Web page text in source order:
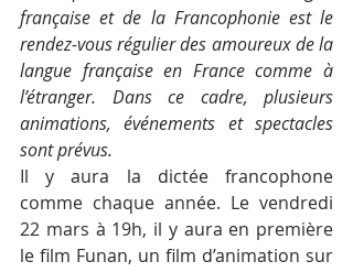
française et de la Francophonie est le
rendez-vous régulier des amoureux de la
langue française en France comme à
l’étranger. Dans ce cadre, plusieurs
animations, événements et spectacles
sont prévus.
Il y aura la dictée francophone
comme chaque année. Le vendredi
22 mars à 19h, il y aura en première
le film Funan, un film d’animation sur